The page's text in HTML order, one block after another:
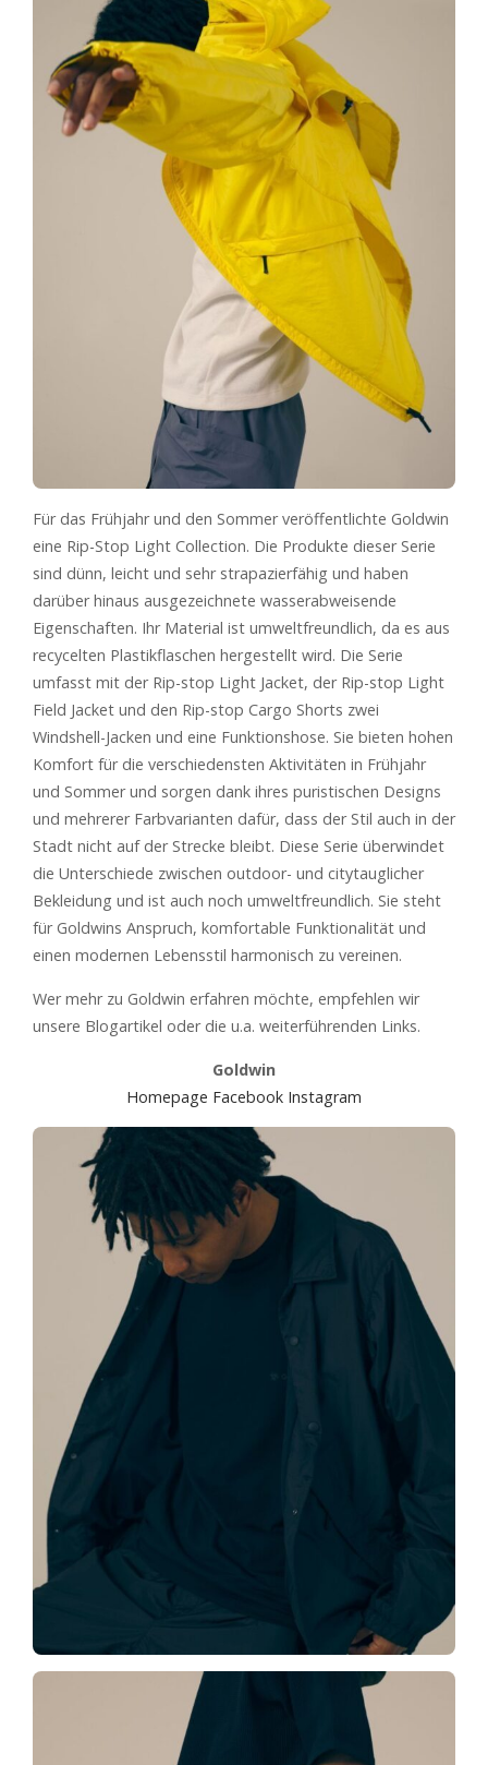
Für das Frühjahr und den Sommer veröffentlichte Goldwin
eine Rip-Stop Light Collection. Die Produkte dieser Serie
sind dünn, leicht und sehr strapazierfähig und haben
darüber hinaus ausgezeichnete wasserabweisende
Eigenschaften. Ihr Material ist umweltfreundlich, da es aus
recycelten Plastikflaschen hergestellt wird. Die Serie
umfasst mit der Rip-stop Light Jacket, der Rip-stop Light
Field Jacket und den Rip-stop Cargo Shorts zwei
Windshell-Jacken und eine Funktionshose. Sie bieten hohen
Komfort für die verschiedensten Aktivitäten in Frühjahr
und Sommer und sorgen dank ihres puristischen Designs
und mehrerer Farbvarianten dafür, dass der Stil auch in der
Stadt nicht auf der Strecke bleibt. Diese Serie überwindet
die Unterschiede zwischen outdoor- und citytauglicher
Bekleidung und ist auch noch umweltfreundlich. Sie steht
für Goldwins Anspruch, komfortable Funktionalität und
einen modernen Lebensstil harmonisch zu vereinen.
Wer mehr zu Goldwin erfahren möchte, empfehlen wir
unsere Blogartikel oder die u.a. weiterführenden Links.
Goldwin
Homepage Facebook Instagram